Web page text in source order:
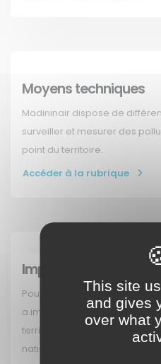
Moyens techniques
Madininair dispose de
surveiller et mesurer des
point du territoire.
Accéder à la rubrique
Implantation des
Pour la surveillance des
a implanté plusieurs points de
territoire, répondant à des
nationales ou locales.
This site
and gives
over what